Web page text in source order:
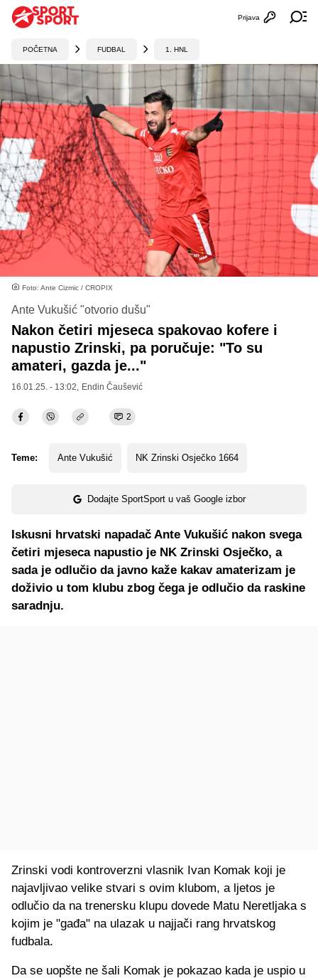
Otvori
Prijava
POČETNA FUDBAL 1. HNL
Foto: Ante Cizmic / CROPIX
Ante Vukušić "otvorio dušu"
Nakon četiri mjeseca spakovao kofere i
napustio Zrinski, pa poručuje: "To su
amateri, gazda je..."
16.01.25. - 13:02, Endin Čaušević
2
Teme: Ante Vukušić NK Zrinski Osječko 1664
Dodajte SportSport u vaš Google izbor
Iskusni hrvatski napadač Ante Vukušić nakon svega
četiri mjeseca napustio je NK Zrinski Osječko, a
sada je odlučio da javno kaže kakav amaterizam je
doživio u tom klubu zbog čega je odlučio da raskine
saradnju.
Zrinski vodi kontroverzni vlasnik Ivan Komak koji je
najavljivao velike stvari s ovim klubom, a ljetos je
odlučio da na trenersku klupu dovede Matu Neretljaka s
kojim je "gađa" na ulazak u najjači rang hrvatskog
fudbala.
Da se uopšte ne šali Komak je pokazao kada je uspio u